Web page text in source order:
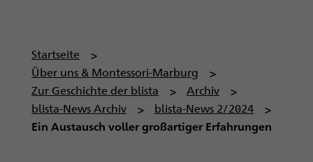
P
f
a
d
n
Startseite
Über uns & Montessori-Marburg
Zur Geschichte der blista
Archiv
blista-News Archiv
blista-News 2/2024
Ein Austausch voller großartiger Erfahrungen